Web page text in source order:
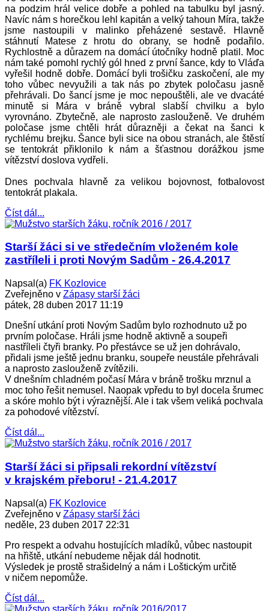
na podzim hrál velice dobře a pohled na tabulku byl jasný.
Navíc nám s horečkou lehl kapitán a velký tahoun Míra, takže
jsme nastoupili v malinko přeházené sestavě. Hlavně
stáhnutí Matese z hrotu do obrany, se hodně podařilo.
Rychlostně a důrazem na domácí útočníky hodně platil. Moc
nám také pomohl rychlý gól hned z první šance, kdy to Vláďa
vyřešil hodně dobře. Domácí byli trošičku zaskočení, ale my
toho vůbec nevyužili a tak nás po zbytek poločasu jasně
přehrávali. Do šancí jsme je moc nepouštěli, ale ve dvacáté
minutě si Mára v bráně vybral slabší chvilku a bylo
vyrovnáno. Zbytečně, ale naprosto zaslouženě. Ve druhém
poločase jsme chtěli hrát důrazněji a čekat na šanci k
rychlému brejku. Šance byli sice na obou stranách, ale štěstí
se tentokrát přiklonilo k nám a šťastnou dorážkou jsme
vítězství doslova vydřeli.
Dnes pochvala hlavně za velikou bojovnost, fotbalovost
tentokrát plakala.
Číst dál...
Starší žáci si ve středečním vloženém kole
zastříleli i proti Novým Sadům - 26.4.2017
Napsal(a) FK Kozlovice
Zveřejněno v Zápasy starší žáci
pátek, 28 duben 2017 11:19
Dnešní utkání proti Novým Sadům bylo rozhodnuto už po
prvním poločase. Hráli jsme hodně aktivně a soupeři
nastříleli čtyři branky. Po přestávce se už jen dohrávalo,
přidali jsme ještě jednu branku, soupeře neustále přehrávali
a naprosto zaslouženě zvítězili.
V dnešním chladném počasí Mára v bráně trošku mrznul a
moc toho řešit nemusel. Naopak vpředu to byl docela šrumec
a skóre mohlo být i výraznější. Ale i tak všem veliká pochvala
za pohodové vítězství.
Číst dál...
Starší žáci si připsali rekordní vítězství
v krajském přeboru! - 21.4.2017
Napsal(a) FK Kozlovice
Zveřejněno v Zápasy starší žáci
neděle, 23 duben 2017 22:31
Pro respekt a odvahu hostujících mladíků, vůbec nastoupit
na hřiště, utkání nebudeme nějak dál hodnotit.
Výsledek je prostě strašidelný a nám i Loštickým určitě
v ničem nepomůže.
Číst dál...